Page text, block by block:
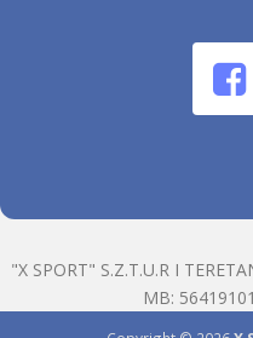
"X SPORT" S.Z.T.U.R I
MB: